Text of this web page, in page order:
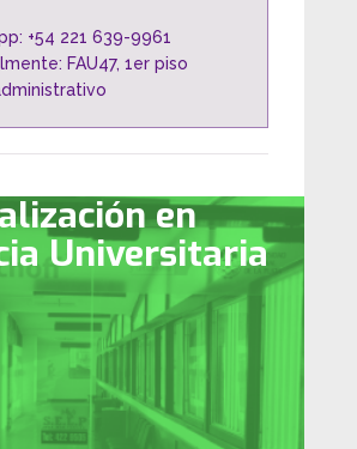
+54 221 639-9961
FAU47, 1er piso
en
Universitaria